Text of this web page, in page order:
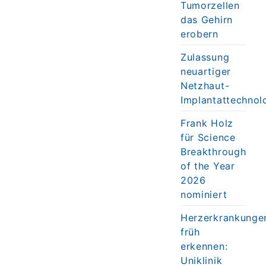
Tumorzellen
das Gehirn
erobern
Zulassung
neuartiger
Netzhaut-
Frank Holz
für Science
Breakthrough
of the Year
2026
nominiert
früh
erkennen:
Uniklinik